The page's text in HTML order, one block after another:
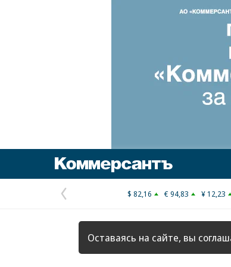
Предыдущая
страница
$ 82,16 € 94,83 ¥ 12,23
Оставаясь на сайте, вы